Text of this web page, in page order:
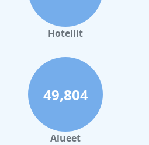
Hotellit
49,804
Alueet